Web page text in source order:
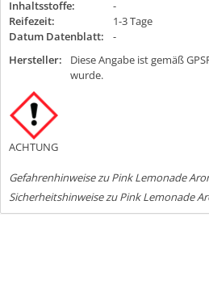
Inhaltsstoffe:
-
Reifezeit:
1-3 Tage
Datum Datenblatt:
-
Hersteller:
Diese Angabe ist gemäß
wurde.
ACHTUNG
Gefahrenhinweise zu Pink Lemonade
Sicherheitshinweise zu Pink Lemonade